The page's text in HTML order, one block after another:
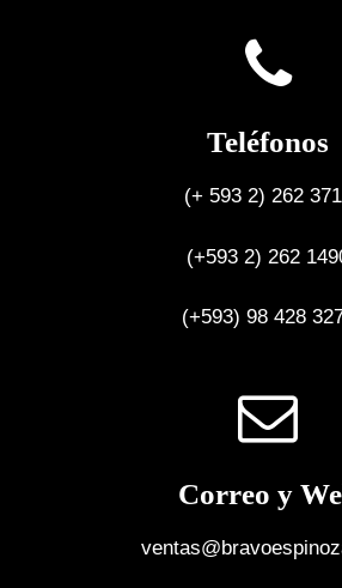
Teléfonos
(+ 593 2) 262
(+593 2) 262
(+593) 98 428
Correo y